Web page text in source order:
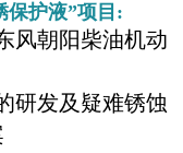
保护液”项目:
风朝阳柴油机动
研发及疑难锈蚀